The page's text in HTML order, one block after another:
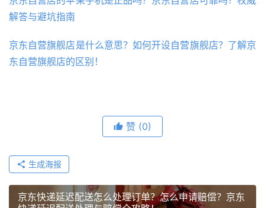
解答与避坑指南
京东自营旗舰店是什么意思？如何开设自营旗舰店？了解京
东自营旗舰店的区别！
赞 (0)
生成海报
京东快递延迟配送怎么处理订单？怎么申请赔偿？京东